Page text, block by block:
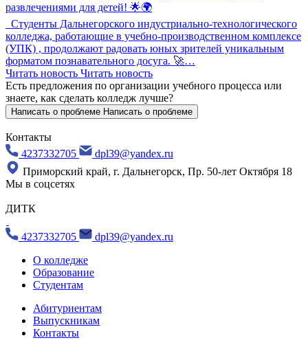
развлечениями для детей! 🌟🌍
Студенты Дальнегорского индустриально-технологического
колледжа, работающие в учебно-производственном комплексе
(УПК) , продолжают радовать юных зрителей уникальным
форматом познавательного досуга. 🚀…
Читать новость Читать новость
Есть предложения по организации учебного процесса или
знаете, как сделать колледж лучше?
Написать о проблеме Написать о проблеме
Контакты
4237332705
dpl39@yandex.ru
Приморский край, г. Дальнегорск, Пр. 50-лет Октября 18
Мы в соцсетях
ДИТК
4237332705
dpl39@yandex.ru
О колледже
Образование
Студентам
Абитуриентам
Выпускникам
Контакты